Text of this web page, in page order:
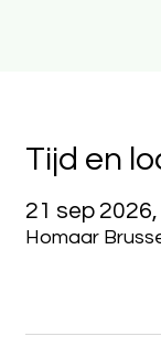
Tijd en
21 sep
Homaar